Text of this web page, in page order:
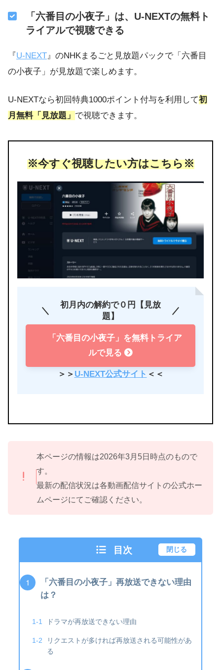
「六番目の小夜子」は、U-NEXTの無料ト
ライアルで視聴できる
『U-NEXT』のNHKまるごと見放題パックで「六番目
の小夜子」が見放題で楽しめます。
U-NEXTなら初回特典1000ポイント付与を利用して初
月無料「見放題」 で視聴できます。
※今すぐ視聴したい方はこちら※
初月内の解約で０円【見放
題】
「六番目の小夜子」を無料トライア
ルで見る
＞＞ U-NEXT公式サイト ＜＜
本ページの情報は2026年3月5日時点のもので
す。
最新の配信状況は各動画配信サイトの公式ホー
ムページにてご確認ください。
目次 閉じる
「六番目の小夜子」再放送できない理由
は？
ドラマが再放送できない理由
リクエストが多ければ再放送される可能性があ
る